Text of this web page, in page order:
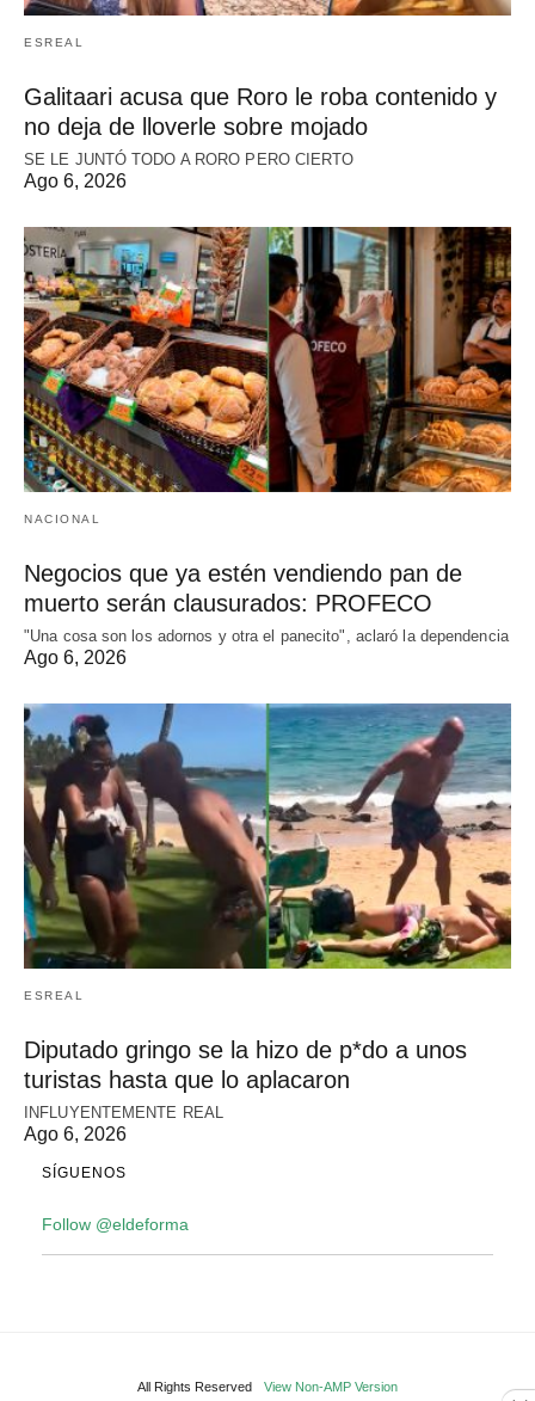
ESREAL
Galitaari acusa que Roro le roba contenido y
no deja de lloverle sobre mojado
SE LE JUNTÓ TODO A RORO PERO CIERTO
Ago 6, 2026
NACIONAL
Negocios que ya estén vendiendo pan de
muerto serán clausurados: PROFECO
"Una cosa son los adornos y otra el panecito", aclaró la dependencia
Ago 6, 2026
ESREAL
Diputado gringo se la hizo de p*do a unos
turistas hasta que lo aplacaron
INFLUYENTEMENTE REAL
Ago 6, 2026
SÍGUENOS
Follow @eldeforma
All Rights Reserved View Non-AMP Version